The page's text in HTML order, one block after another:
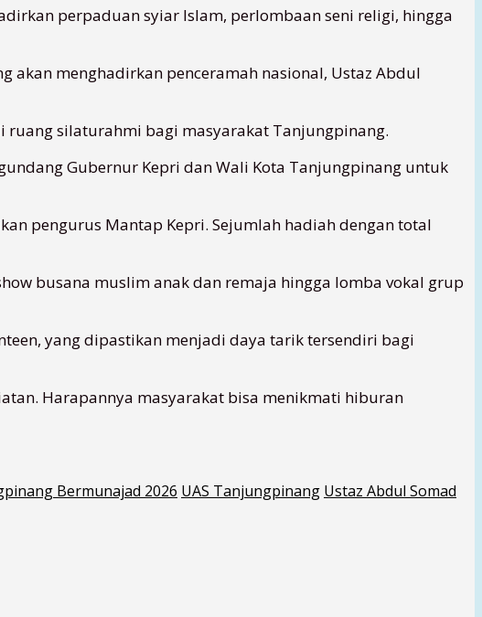
perpaduan syiar Islam, perlombaan seni religi, hingga
akan menghadirkan penceramah nasional, Ustaz Abdul
silaturahmi bagi masyarakat Tanjungpinang.
Gubernur Kepri dan Wali Kota Tanjungpinang untuk
pengurus Mantap Kepri. Sejumlah hadiah dengan total
busana muslim anak dan remaja hingga lomba vokal grup
yang dipastikan menjadi daya tarik tersendiri bagi
Harapannya masyarakat bisa menikmati hiburan
Bermunajad 2026 UAS Tanjungpinang Ustaz Abdul Somad